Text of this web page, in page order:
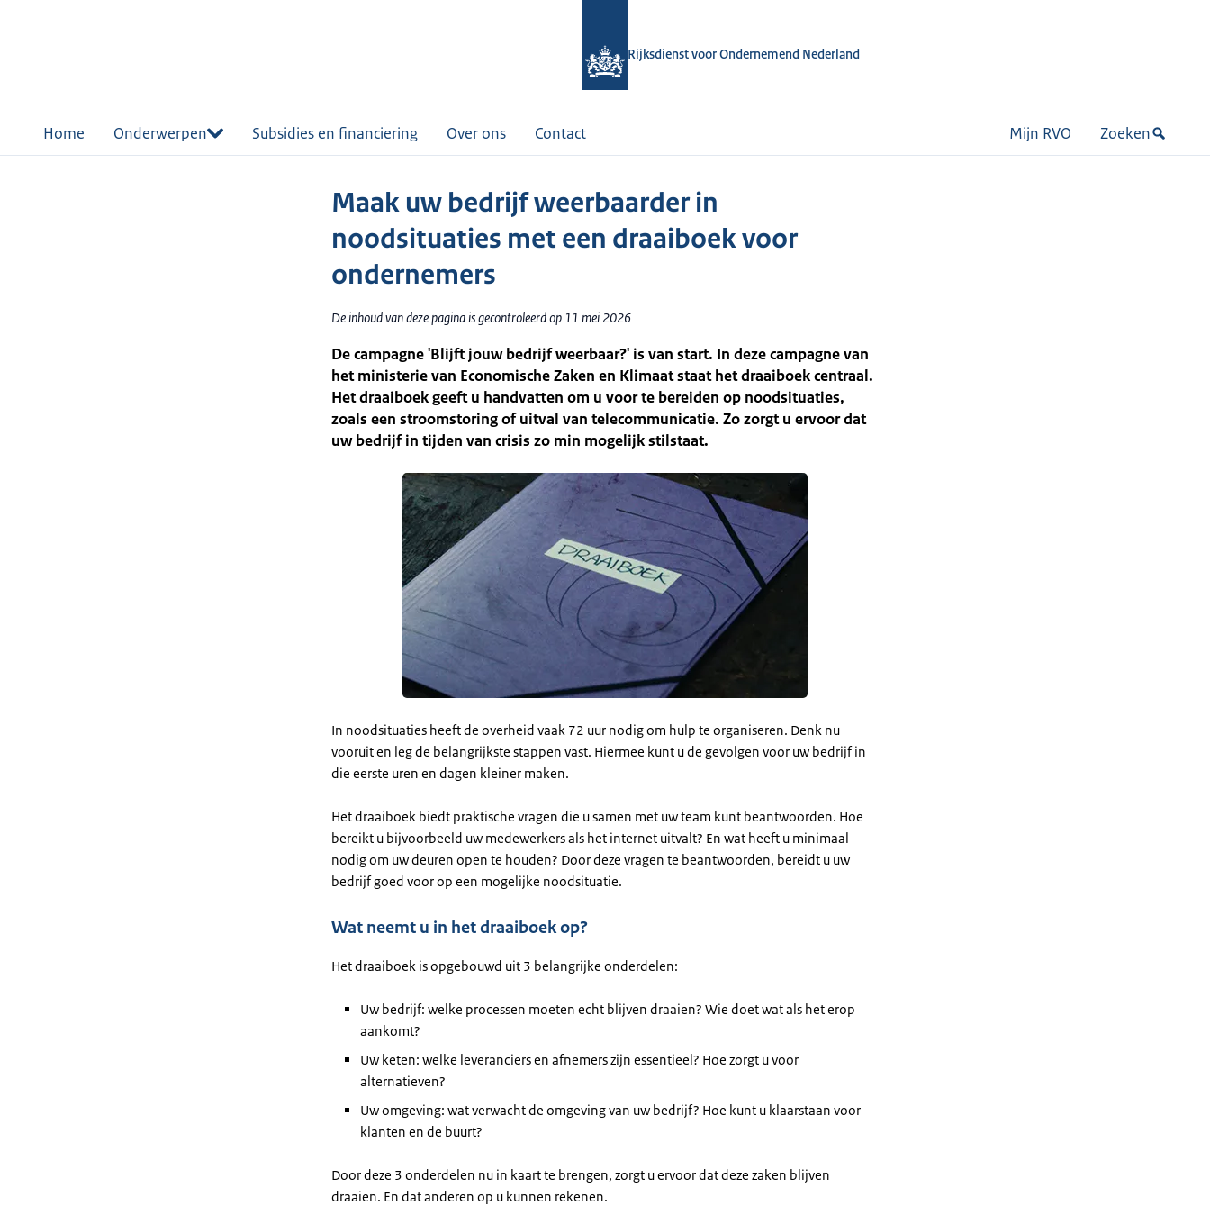
Rijksdienst voor Ondernemend Nederland
Home Onderwerpen Subsidies en financiering Over ons Contact Mijn RVO Zoeken
Maak uw bedrijf weerbaarder in
noodsituaties met een draaiboek voor
ondernemers
De inhoud van deze pagina is gecontroleerd op 11 mei 2026
De campagne 'Blijft jouw bedrijf weerbaar?' is van start. In deze campagne van
het ministerie van Economische Zaken en Klimaat staat het draaiboek centraal.
Het draaiboek geeft u handvatten om u voor te bereiden op noodsituaties,
zoals een stroomstoring of uitval van telecommunicatie. Zo zorgt u ervoor dat
uw bedrijf in tijden van crisis zo min mogelijk stilstaat.
In noodsituaties heeft de overheid vaak 72 uur nodig om hulp te organiseren. Denk nu
vooruit en leg de belangrijkste stappen vast. Hiermee kunt u de gevolgen voor uw bedrijf in
die eerste uren en dagen kleiner maken.
Het draaiboek biedt praktische vragen die u samen met uw team kunt beantwoorden. Hoe
bereikt u bijvoorbeeld uw medewerkers als het internet uitvalt? En wat heeft u minimaal
nodig om uw deuren open te houden? Door deze vragen te beantwoorden, bereidt u uw
bedrijf goed voor op een mogelijke noodsituatie.
Wat neemt u in het draaiboek op?
Het draaiboek is opgebouwd uit 3 belangrijke onderdelen:
Uw bedrijf: welke processen moeten echt blijven draaien? Wie doet wat als het erop
aankomt?
Uw keten: welke leveranciers en afnemers zijn essentieel? Hoe zorgt u voor
alternatieven?
Uw omgeving: wat verwacht de omgeving van uw bedrijf? Hoe kunt u klaarstaan voor
klanten en de buurt?
Door deze 3 onderdelen nu in kaart te brengen, zorgt u ervoor dat deze zaken blijven
draaien. En dat anderen op u kunnen rekenen.